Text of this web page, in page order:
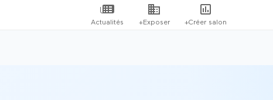
Actualités +Exposer +Créer salon